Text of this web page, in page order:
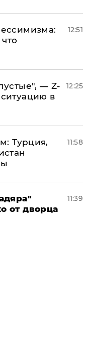
12:51
— Z-
в
12:25
Турция,
11:58
от дворца
11:39